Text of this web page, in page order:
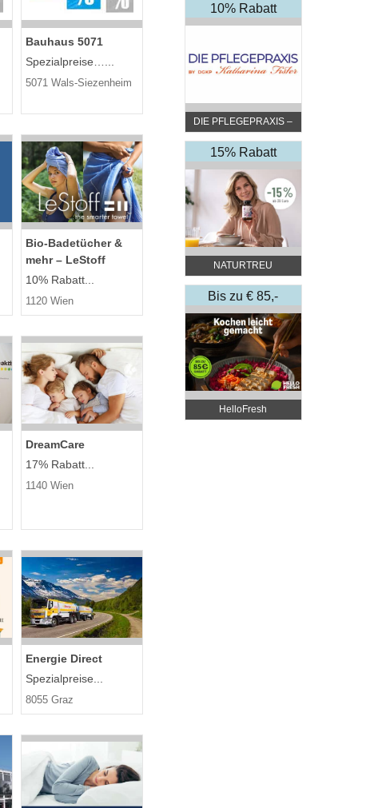
Bauhaus 5071
Spezialpreise…...
5071 Wals-Siezenheim
Bio-Badetücher &
mehr – LeStoff
10% Rabatt...
1120 Wien
DreamCare
17% Rabatt...
1140 Wien
Energie Direct
Spezialpreise...
8055 Graz
10% Rabatt
DIE PFLEGEPRAXIS –
by DGKP Katharina
Fister
15% Rabatt
NATURTREU
Bis zu € 85,-
Rabatt
HelloFresh